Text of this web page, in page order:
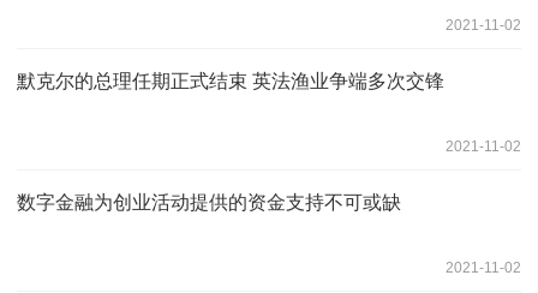
2021-11-02
默克尔的总理任期正式结束 英法渔业争端多次交锋
2021-11-02
数字金融为创业活动提供的资金支持不可或缺
2021-11-02